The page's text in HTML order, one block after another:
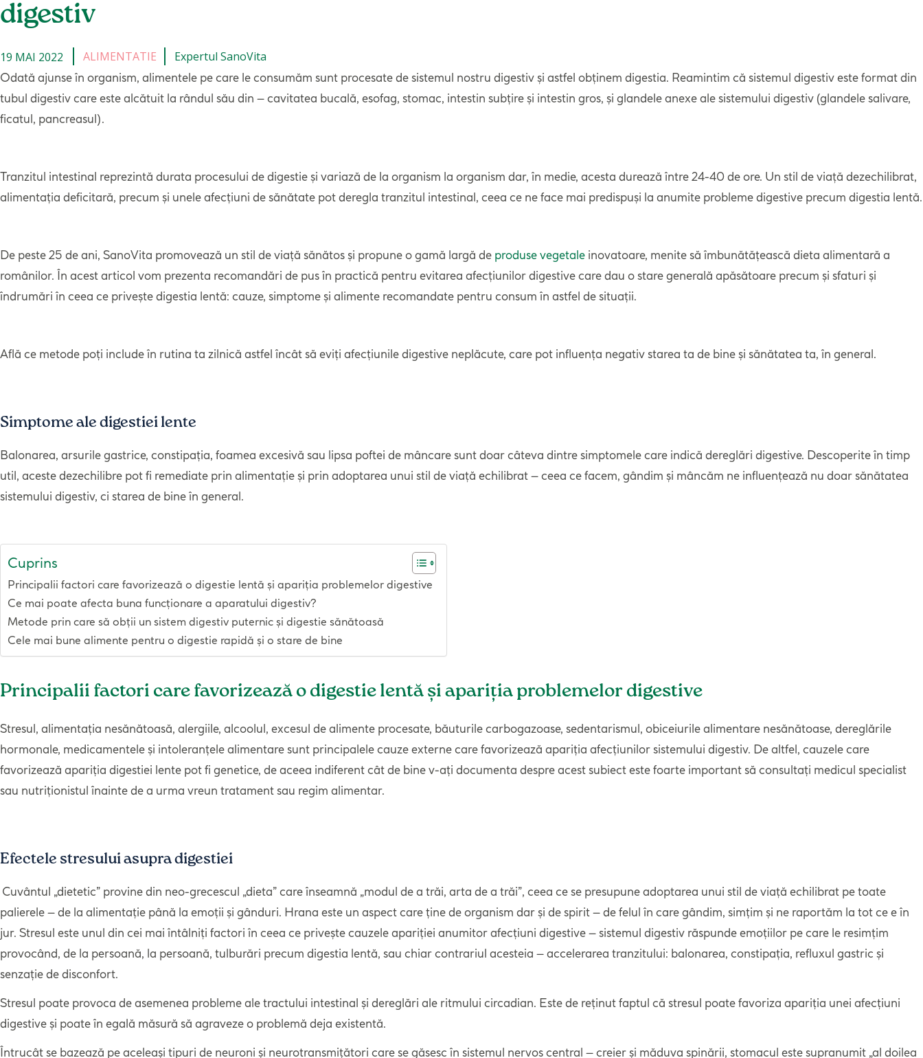
digestiv
19 MAI 2022 ALIMENTATIE Expertul SanoVita
Odată ajunse în organism, alimentele pe care le consumăm sunt procesate de sistemul nostru digestiv și astfel obținem digestia. Reamintim că sistemul digestiv este format din
tubul digestiv care este alcătuit la rândul său din – cavitatea bucală, esofag, stomac, intestin subțire și intestin gros, și glandele anexe ale sistemului digestiv (glandele salivare,
ficatul, pancreasul).
Tranzitul intestinal reprezintă durata procesului de digestie și variază de la organism la organism dar, în medie, acesta durează între 24-40 de ore. Un stil de viață dezechilibrat,
alimentația deficitară, precum și unele afecțiuni de sănătate pot deregla tranzitul intestinal, ceea ce ne face mai predispuși la anumite probleme digestive precum digestia lentă.
De peste 25 de ani, SanoVita promovează un stil de viață sănătos și propune o gamă largă de produse vegetale inovatoare, menite să îmbunătățească dieta alimentară a
românilor. În acest articol vom prezenta recomandări de pus în practică pentru evitarea afecțiunilor digestive care dau o stare generală apăsătoare precum și sfaturi și
îndrumări în ceea ce privește digestia lentă: cauze, simptome și alimente recomandate pentru consum în astfel de situații.
Află ce metode poți include în rutina ta zilnică astfel încât să eviți afecțiunile digestive neplăcute, care pot influența negativ starea ta de bine și sănătatea ta, în general.
Simptome ale digestiei lente
Balonarea, arsurile gastrice, constipația, foamea excesivă sau lipsa poftei de mâncare sunt doar câteva dintre simptomele care indică dereglări digestive. Descoperite în timp
util, aceste dezechilibre pot fi remediate prin alimentație și prin adoptarea unui stil de viață echilibrat – ceea ce facem, gândim și mâncăm ne influențează nu doar sănătatea
sistemului digestiv, ci starea de bine în general.
Cuprins
Principalii factori care favorizează o digestie lentă și apariția problemelor digestive
Ce mai poate afecta buna funcționare a aparatului digestiv?
Metode prin care să obții un sistem digestiv puternic și digestie sănătoasă
Cele mai bune alimente pentru o digestie rapidă și o stare de bine
Principalii factori care favorizează o digestie lentă și apariția problemelor digestive
Stresul, alimentația nesănătoasă, alergiile, alcoolul, excesul de alimente procesate, băuturile carbogazoase, sedentarismul, obiceiurile alimentare nesănătoase, dereglările
hormonale, medicamentele și intoleranțele alimentare sunt principalele cauze externe care favorizează apariția afecțiunilor sistemului digestiv. De altfel, cauzele care
favorizează apariția digestiei lente pot fi genetice, de aceea indiferent cât de bine v-ați documenta despre acest subiect este foarte important să consultați medicul specialist
sau nutriționistul înainte de a urma vreun tratament sau regim alimentar.
Efectele stresului asupra digestiei
Cuvântul „dietetic” provine din neo-grecescul „dieta” care înseamnă „modul de a trăi, arta de a trăi”, ceea ce se presupune adoptarea unui stil de viață echilibrat pe toate
palierele – de la alimentație până la emoții și gânduri. Hrana este un aspect care ține de organism dar și de spirit – de felul în care gândim, simțim și ne raportăm la tot ce e în
jur. Stresul este unul din cei mai întâlniți factori în ceea ce privește cauzele apariției anumitor afecțiuni digestive – sistemul digestiv răspunde emoțiilor pe care le resimțim
provocând, de la persoană, la persoană, tulburări precum digestia lentă, sau chiar contrariul acesteia – accelerarea tranzitului: balonarea, constipația, refluxul gastric și
senzație de disconfort.
Stresul poate provoca de asemenea probleme ale tractului intestinal și dereglări ale ritmului circadian. Este de reținut faptul că stresul poate favoriza apariția unei afecțiuni
digestive și poate în egală măsură să agraveze o problemă deja existentă.
Întrucâtse bazează pe aceleași tipuri de neuroni și neurotransmițători care se găsesc în sistemul nervos central – creier și măduva spinării, stomacul este supranumit „al doilea